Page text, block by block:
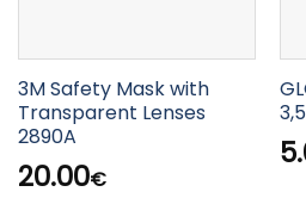
3M Safety Mask with
Transparent Lenses
2890A
20.00€